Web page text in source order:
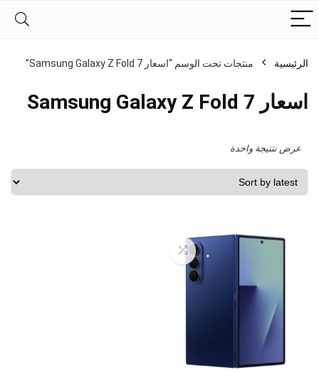
الرئيسية منتجات تحت الوسم “اسعار Samsung Galaxy Z Fold 7”
اسعار Samsung Galaxy Z Fold 7
عرض نتتيجة واحدة